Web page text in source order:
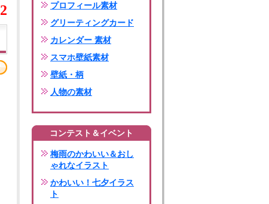
2
プロフィール素材
グリーティングカード
カレンダー 素材
スマホ壁紙素材
壁紙・柄
人物の素材
コンテスト＆イベント
梅雨のかわいい＆おし
ゃれなイラスト
かわいい！七夕イラス
ト